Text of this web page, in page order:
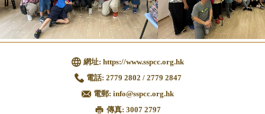
網址: https://www.sspcc.org.hk
電話: 2779 2802 / 2779 2847
電郵: info@sspcc.org.hk
傳真: 3007 2797